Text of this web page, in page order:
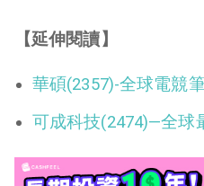
【延伸閱讀】
華碩(2357)-全球電競
可成科技(2474)—全球